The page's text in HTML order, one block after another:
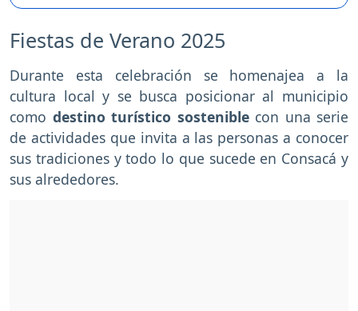
Fiestas de Verano 2025
Durante esta celebración se homenajea a la
cultura local y se busca posicionar al municipio
como destino turístico sosteniblecon una serie
de actividades que invita a las personas a conocer
sus tradiciones y todo lo que sucede en Consacá y
sus alrededores.